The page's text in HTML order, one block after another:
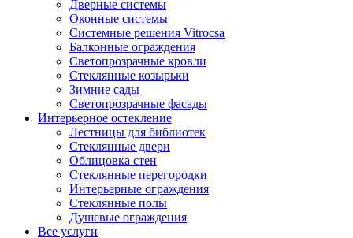
Дверные системы
Оконные системы
Системные решения Vitrocsa
Балконные ограждения
Светопрозрачные кровли
Стеклянные козырьки
Зимние сады
Светопрозрачные фасады
Интерьерное остекление
Лестницы для библиотек
Стеклянные двери
Облицовка стен
Стеклянные перегородки
Интерьерные ограждения
Стеклянные полы
Душевые ограждения
Все услуги